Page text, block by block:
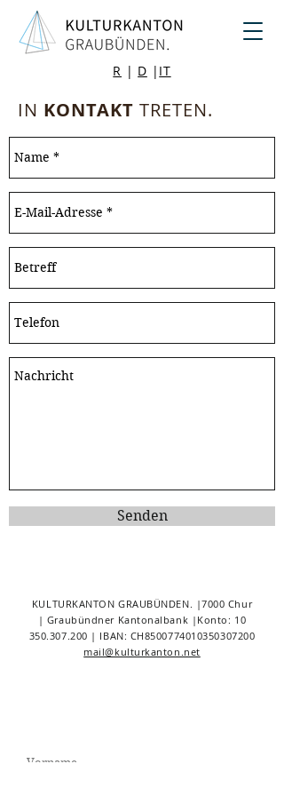
R | D | IT
IN KONTAKT TRETEN.
Senden
KULTURKANTON GRAUBÜNDEN. |7000 Chur
| Graubündner Kantonalbank |Konto: 10
350.307.200 | IBAN: CH8500774010350307200
mail@kulturkanton.net